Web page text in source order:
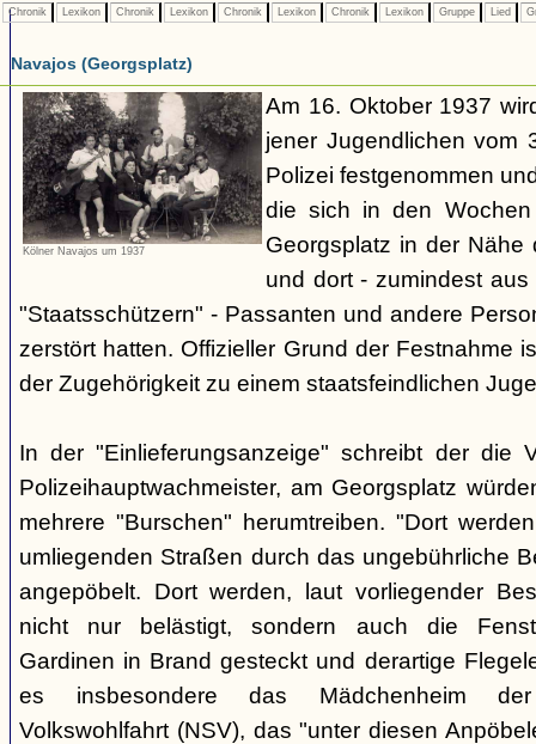
Chronik Lexikon Chronik Lexikon Chronik Lexikon Chronik Lexikon Gruppe Lied
Navajos (Georgsplatz)
Kölner Navajos um 1937
Am 16. Oktober 1937
jener Jugendlichen vom
Polizei festgenommen
die sich in den
Georgsplatz in der Nähe
und dort - zumindest
"Staatsschützern" - Passanten und andere
zerstört hatten. Offizieller Grund der Festnahme
der Zugehörigkeit zu einem staatsfeindlichen
In der "Einlieferungsanzeige" schreibt der die
Polizeihauptwachmeister, am Georgsplatz
mehrere "Burschen" herumtreiben. "Dort
umliegenden Straßen durch das ungebührliche
angepöbelt. Dort werden, laut vorliegender
nicht nur belästigt, sondern auch die
Gardinen in Brand gesteckt und derartige
es insbesondere das Mädchenheim der
Volkswohlfahrt (NSV), das "unter diesen